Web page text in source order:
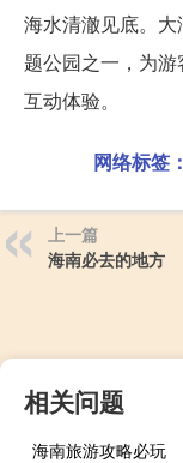
海水清澈见底。
题公园之一，为
互动体验。
网络标签：
上一篇
海南必去的地方
相关问题
海南旅游攻略必玩